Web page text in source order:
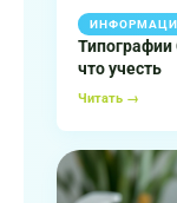
Типографии
что учесть
Читать →